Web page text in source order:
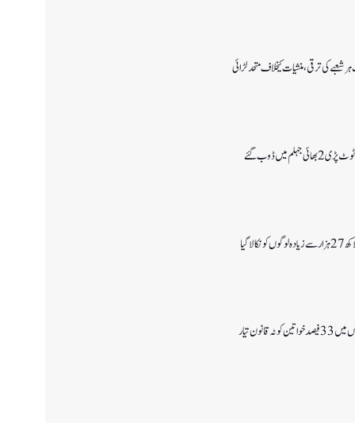
شعبے کی ترقی، منشیات کیخلاف متحد لڑائی
میں ڈوب گئے
قانون تیار